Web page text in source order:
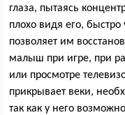
глаза, пытаясь
плохо видя его,
позволяет им
малыш при игре, при
или просмотре
прикрывает веки,
так как у него